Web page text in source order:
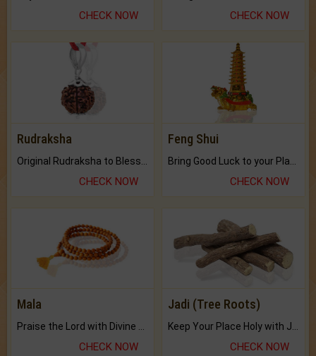
CHECK NOW CHECK NOW
Rudraksha
CHECK NOW
Feng Shui
CHECK NOW
Mala
Praise the Lord with Divine Energies of Mala.
CHECK NOW
Jadi (Tree Roots)
Keep Your Place Holy with Jadi.
CHECK NOW